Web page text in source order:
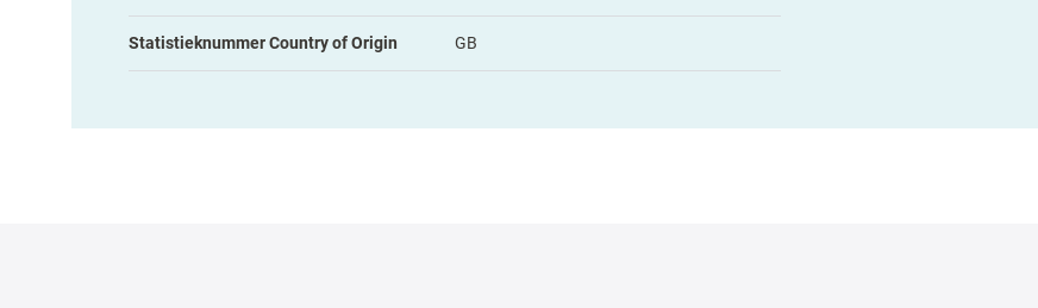
Statistieknummer Country of Origin GB